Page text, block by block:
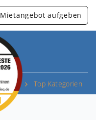
Mietangebot aufgeben
Top Kategorien